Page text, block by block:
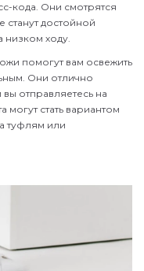
кода. Они смотрятся
достойной
низком ходу.
помогут вам освежить
Они отлично
отправляетесь на
стать вариантом
туфлям или